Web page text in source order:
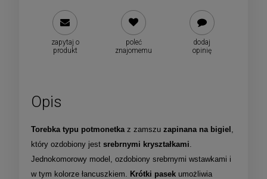
zapytaj o
produkt
poleć
znajomemu
dodaj
opinię
Opis
Torebka typu potmonetka z zamszu zapinana na bigiel
który ozdobiony jest srebrnymi kryształkami
Jednokomorowy model, ozdobiony srebrnymi wstawkami i
w tym kolorze łancuszkiem.
Krótki pasek umożliwia